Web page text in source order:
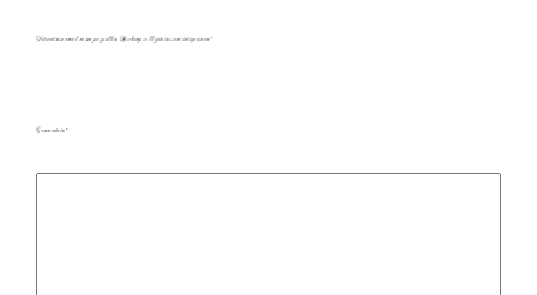
Votre adresse e-mail ne sera pas publiée. Les champs obligatoires sont indiqués avec*
Commentaire*